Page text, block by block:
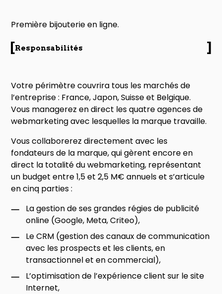
Première bijouterie en ligne.
Responsabilités
Votre périmètre couvrira tous les marchés de
l’entreprise : France, Japon, Suisse et Belgique.
Vous managerez en direct les quatre agences de
webmarketing avec lesquelles la marque travaille.
Vous collaborerez directement avec les
fondateurs de la marque, qui gèrent encore en
direct la totalité du webmarketing, représentant
un budget entre 1,5 et 2,5 M€ annuels et s’articule
en cinq parties :
La gestion de ses grandes régies de publicité
online (Google, Meta, Criteo),
Le CRM (gestion des canaux de communication
avec les prospects et les clients, en
transactionnel et en commercial),
L’optimisation de l’expérience client sur le site
Internet,